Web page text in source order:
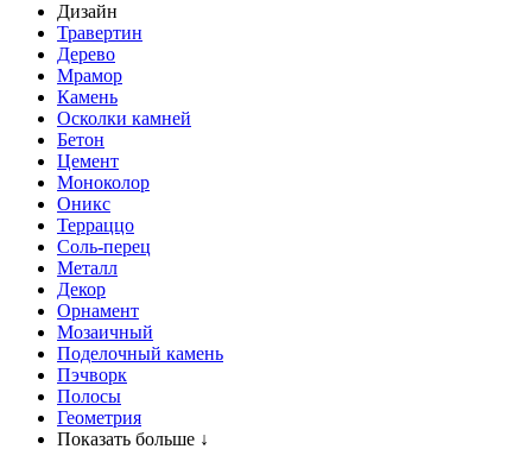
Дизайн
Травертин
Дерево
Мрамор
Камень
Осколки камней
Бетон
Цемент
Моноколор
Оникс
Терраццо
Соль-перец
Металл
Декор
Орнамент
Мозаичный
Поделочный камень
Пэчворк
Полосы
Геометрия
Показать больше ↓